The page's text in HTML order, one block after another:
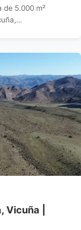
5.000 m²
Vicuña |